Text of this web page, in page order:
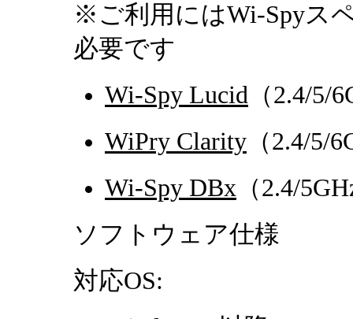
※ご利用にはWi-Spyス
必要です
Wi-Spy Lucid （2.4/5/
WiPry Clarity （2.4/5/
Wi-Spy DBx （2.4/
ソフトウェア仕様
対応OS: